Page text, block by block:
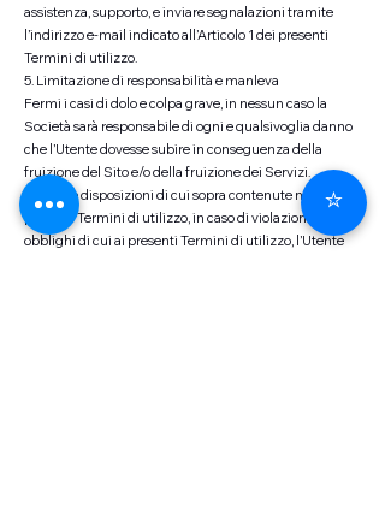
assistenza, supporto, e inviare segnalazioni tramite
l’indirizzo e-mail indicato all’Articolo 1 dei presenti
Termini di utilizzo.
5. Limitazione di responsabilità e manleva
Fermi i casi di dolo e colpa grave, in nessun caso la
Società sarà responsabile di ogni e qualsivoglia danno
che l’Utente dovesse subire in conseguenza della
fruizione del Sito e/o della fruizione dei Servizi.
Ferme le disposizioni di cui sopra contenute nei
presenti Termini di utilizzo, in caso di violazione degli
obblighi di cui ai presenti Termini di utilizzo, l’Utente
⭐